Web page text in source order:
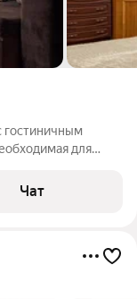
гоcтиничным
для
H, карта.
ЦЕНA
Чат